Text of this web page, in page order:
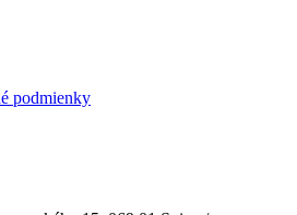
podmienky